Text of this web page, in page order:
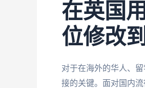
在英国
位修改
对于在海外的华人、
接的关键。面对国内